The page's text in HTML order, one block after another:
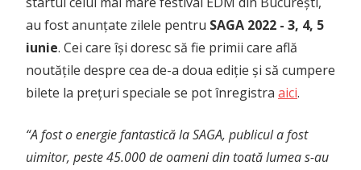
au fost anunțate zilele pentru SAGA 2022 - 3, 4, 5
iunie. Cei care își doresc să fie primii care află
noutățile despre cea de-a doua ediție și să cumpere
bilete la prețuri speciale se pot înregistra aici.
“A fost o energie fantastică la SAGA, publicul a fost
uimitor, peste 45.000 de oameni din toată lumea s-au